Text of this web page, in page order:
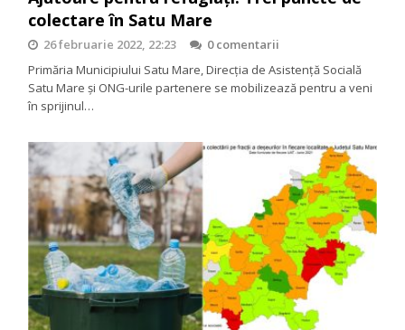
colectare în Satu Mare
26 februarie 2022, 22:23
0 comentarii
Primăria Municipiului Satu Mare, Direcția de Asistență Socială
Satu Mare și ONG-urile partenere se mobilizează pentru a veni
în sprijinul…